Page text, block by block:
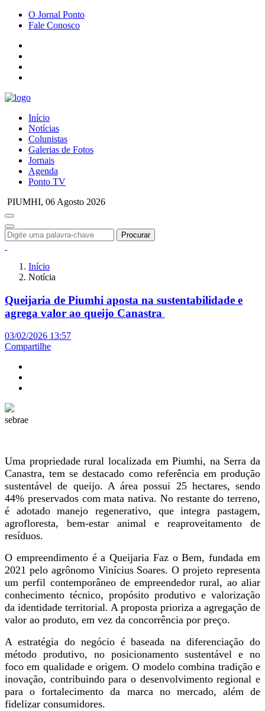
O Jornal Ponto
Fale Conosco
Início
Notícias
Colunistas
Galerias de Fotos
Jornais
Agenda
Ponto TV
PIUMHI, 06 Agosto 2026
Procurar
Início
Notícia
Queijaria de Piumhi aposta na sustentabilidade e
agrega valor ao queijo Canastra
03/02/2026 13:57
Compartilhe
sebrae
Uma propriedade rural localizada em Piumhi, na Serra da
Canastra, tem se destacado como referência em produção
sustentável de queijo. A área possui 25 hectares, sendo
44% preservados com mata nativa. No restante do terreno,
é adotado manejo regenerativo, que integra pastagem,
agrofloresta, bem-estar animal e reaproveitamento de
resíduos.
O empreendimento é a Queijaria Faz o Bem, fundada em
2021 pelo agrônomo Vinícius Soares. O projeto representa
um perfil contemporâneo de empreendedor rural, ao aliar
conhecimento técnico, propósito produtivo e valorização
da identidade territorial. A proposta prioriza a agregação de
valor ao produto, em vez da concorrência por preço.
A estratégia do negócio é baseada na diferenciação do
método produtivo, no posicionamento sustentável e no
foco em qualidade e origem. O modelo combina tradição e
inovação, contribuindo para o desenvolvimento regional e
para o fortalecimento da marca no mercado, além de
fidelizar consumidores.